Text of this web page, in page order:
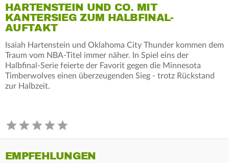
HARTENSTEIN UND CO. MIT
KANTERSIEG ZUM HALBFINAL-
AUFTAKT
Isaiah Hartenstein und Oklahoma City Thunder kommen dem
Traum vom NBA-Titel immer näher. In Spiel eins der
Halbfinal-Serie feierte der Favorit gegen die Minnesota
Timberwolves einen überzeugenden Sieg - trotz Rückstand
zur Halbzeit.
EMPFEHLUNGEN